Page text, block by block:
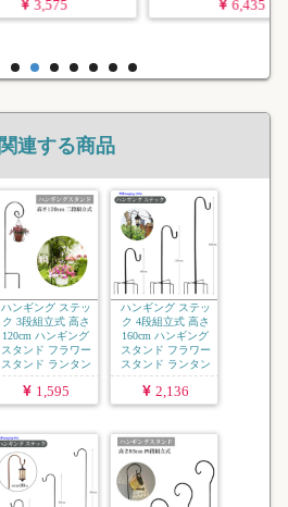
関連する商品
ハンギング ステッ
ク 3段組立式 高さ
120cm ハンギング
スタンド フラワー
スタンド ランタン
...
1,595
ハンギング ステッ
ク 4段組立式 高さ
160cm ハンギング
スタンド フラワー
スタンド ランタン
...
2,136